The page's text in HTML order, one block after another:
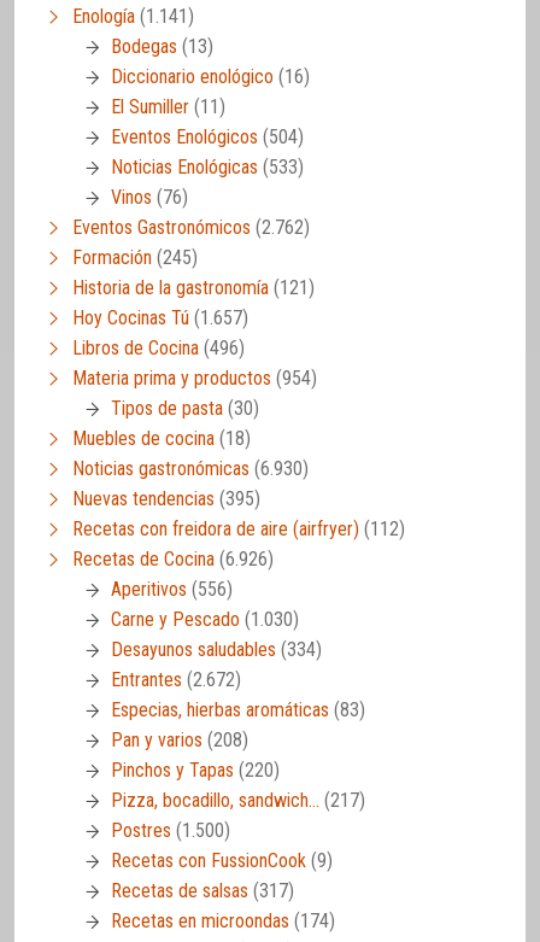
Enología (1.141)
Bodegas (13)
Diccionario enológico (16)
El Sumiller (11)
Eventos Enológicos (504)
Noticias Enológicas (533)
Vinos (76)
Eventos Gastronómicos (2.762)
Formación (245)
Historia de la gastronomía (121)
Hoy Cocinas Tú (1.657)
Libros de Cocina (496)
Materia prima y productos (954)
Tipos de pasta (30)
Muebles de cocina (18)
Noticias gastronómicas (6.930)
Nuevas tendencias (395)
Recetas con freidora de aire (airfryer) (112)
Recetas de Cocina (6.926)
Aperitivos (556)
Carne y Pescado (1.030)
Desayunos saludables (334)
Entrantes (2.672)
Especias, hierbas aromáticas (83)
Pan y varios (208)
Pinchos y Tapas (220)
Pizza, bocadillo, sandwich… (217)
Postres (1.500)
Recetas con FussionCook (9)
Recetas de salsas (317)
Recetas en microondas (174)